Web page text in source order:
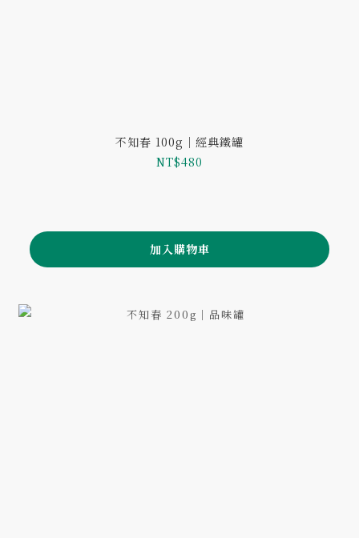
不知春 100g｜經典鐵罐
NT$480
加入購物車